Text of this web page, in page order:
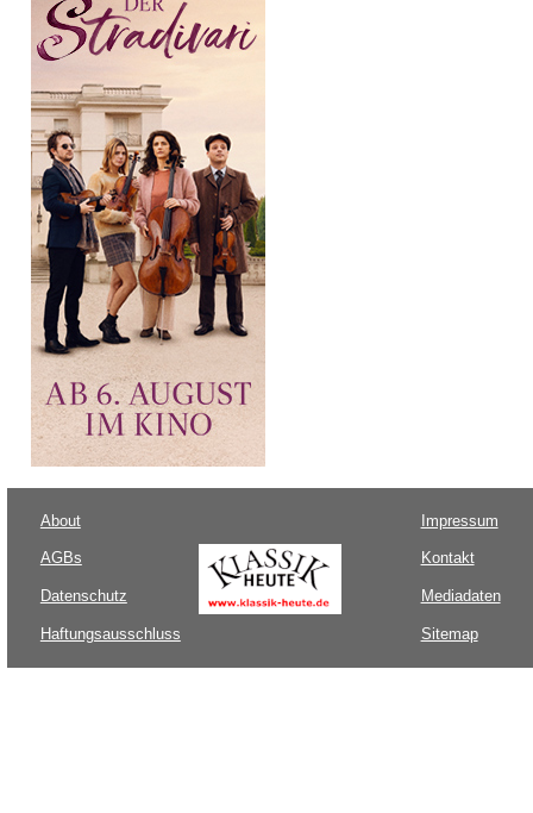
About
AGBs
Datenschutz
Haftungsausschluss
Impressum
Kontakt
Mediadaten
Sitemap